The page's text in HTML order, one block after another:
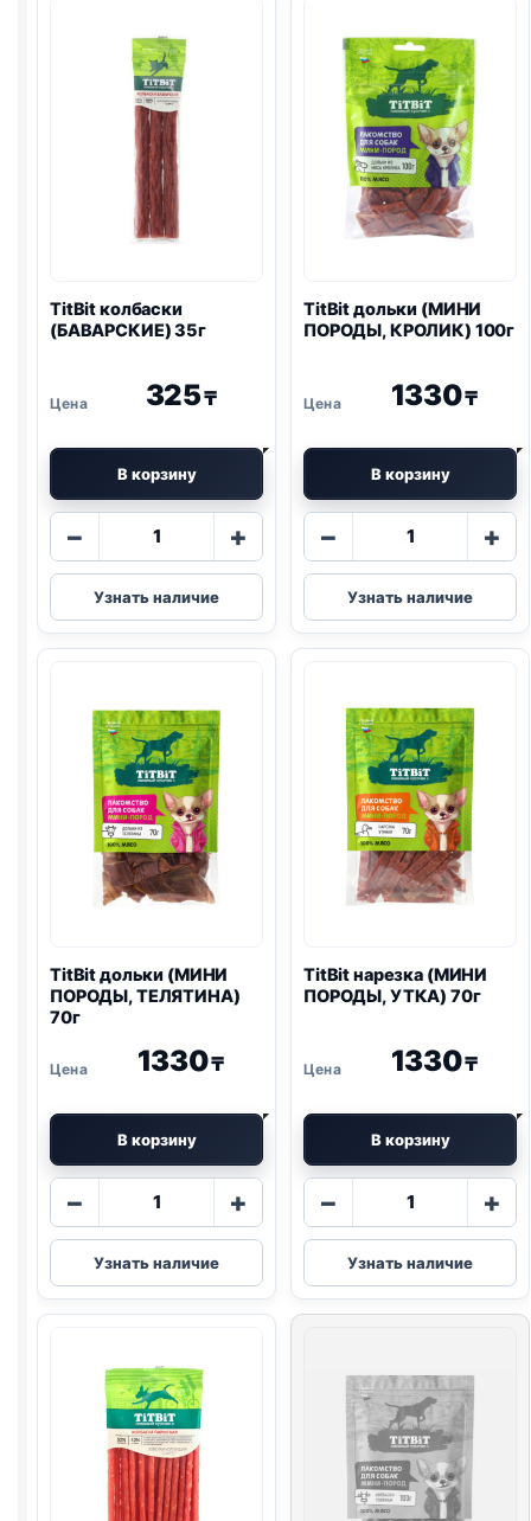
100г
TitBit колбаски
(БАВАРСКИЕ) 35г
325₸
В корзину
−
Количество
TitBit
колбаски
(БАВАРСКИЕ)
+
Узнать наличие
TitBit дольки (МИНИ
ПОРОДЫ, КРОЛИК) 100г
1330₸
В корзину
−
Количество
TitBit
дольки
(МИНИ
100г
+
Узнать наличие
TitBit дольки (МИНИ
ПОРОДЫ, ТЕЛЯТИНА)
70г
1330₸
В корзину
−
Количество
TitBit
дольки
(МИНИ
70г
+
Узнать наличие
TitBit нарезка (МИНИ
ПОРОДЫ, УТКА) 70г
1330₸
В корзину
−
Количество
TitBit
нарезка
(МИНИ
70г
+
Узнать наличие